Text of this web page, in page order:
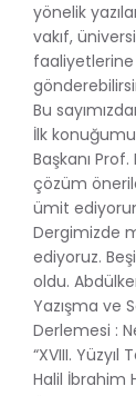
yönelik
vakıf,
faaliyetlerine
Bu
İlk
Başkanı
çözüm
ümit
Dergimizde
ediyoruz.
oldu.
Yazışma ve
Derlemesi :
“XVIII.
Halil İbrahim